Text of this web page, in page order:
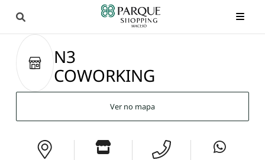
N3
COWORKING
Ver no mapa